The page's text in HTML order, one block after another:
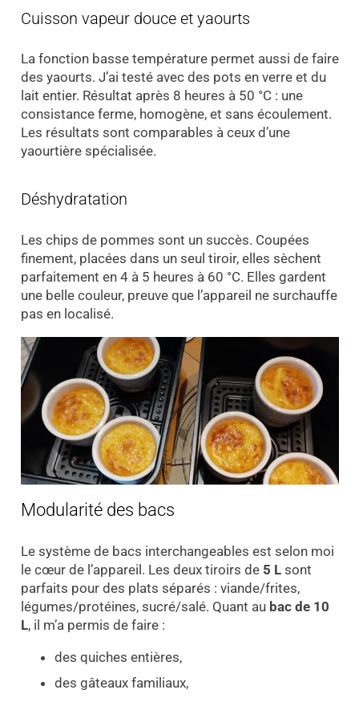
Cuisson vapeur douce et yaourts
La fonction basse température permet aussi de faire
des yaourts. J’ai testé avec des pots en verre et du
lait entier. Résultat après 8 heures à 50 °C : une
consistance ferme, homogène, et sans écoulement.
Les résultats sont comparables à ceux d’une
yaourtière spécialisée.
Déshydratation
Les chips de pommes sont un succès. Coupées
finement, placées dans un seul tiroir, elles sèchent
parfaitement en 4 à 5 heures à 60 °C. Elles gardent
une belle couleur, preuve que l’appareil ne surchauffe
pas en localisé.
Modularité des bacs
Le système de bacs interchangeables est selon moi
le cœur de l’appareil. Les deux tiroirs de 5 Lsont
parfaits pour des plats séparés : viande/frites,
légumes/protéines, sucré/salé. Quant au bac de 10
L, il m’a permis de faire :
des quiches entières,
des gâteaux familiaux,